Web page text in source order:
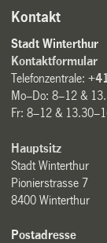
Kontakt
Stadt Winterthur
Kontaktformular
Telefonzentrale:
Mo–Do: 8–12 &
Fr: 8–12 &
Hauptsitz
Stadt Winterthur
Pionierstrasse 7
8400 Winterthur
Postadresse